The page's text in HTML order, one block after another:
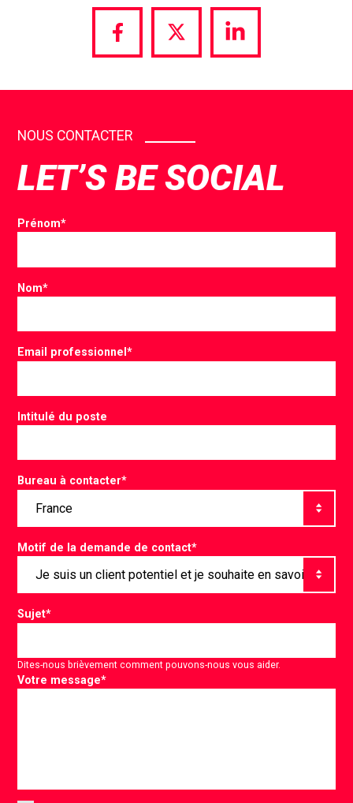
Share
via
Share
via
Share
via
NOUS CONTACTER
LET’S BE SOCIAL
Prénom*
Nom*
Email professionnel*
Intitulé du poste
Bureau à contacter*
Motif de la demande de contact*
Sujet*
Dites-nous brièvement comment pouvons-nous vous aider.
Votre message*